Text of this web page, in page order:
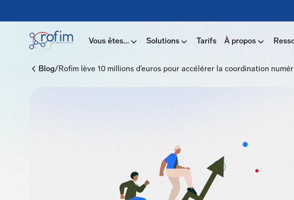
Vous êtes... Solutions Tarifs À propos
Blog/Rofim lève 10 millions d’euros pour accélérer la coordination